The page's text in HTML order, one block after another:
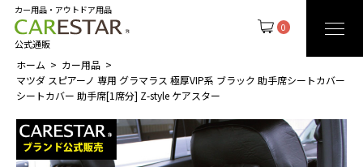
0
カー用品・アウトドア用品
公式通販
ホーム
カー用品
マツダ スピアーノ 専用 グラマラス 極厚VIP系 ブラック 助手席シートカバー
シートカバー 助手席[1席分] Z-style ケアスター